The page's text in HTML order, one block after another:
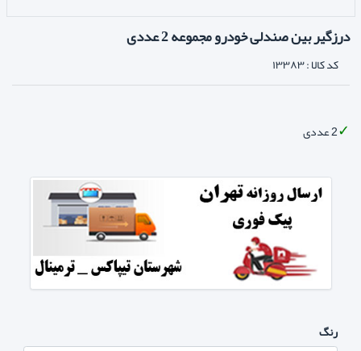
درزگیر بین صندلی خودرو مجموعه 2 عددی
کد کالا :۱۳۳۸۳
2 عددی
رنگ